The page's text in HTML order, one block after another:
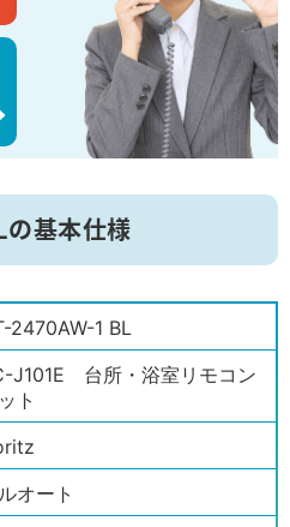
基本仕様
2470AW-1 BL
J101E 台所・浴室リモコン
ト
オート